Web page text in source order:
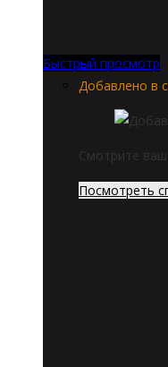
Быстрый просмотр
Добавлено в
Смотрите
Посмотреть